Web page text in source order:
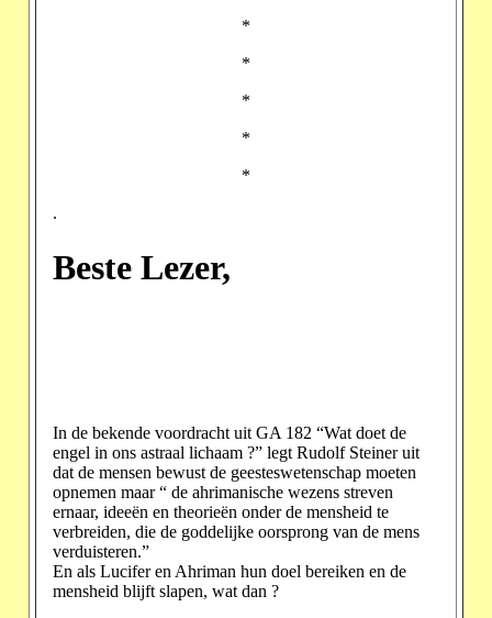
*
*
*
*
*
.
Beste Lezer,
In de bekende voordracht uit GA 182 “Wat doet de
engel in ons astraal lichaam ?” legt Rudolf Steiner uit
dat de mensen bewust de geesteswetenschap moeten
opnemen maar “ de ahrimanische wezens streven
ernaar, ideeën en theorieën onder de mensheid te
verbreiden, die de goddelijke oorsprong van de mens
verduisteren.”
En als Lucifer en Ahriman hun doel bereiken en de
mensheid blijft slapen, wat dan ?